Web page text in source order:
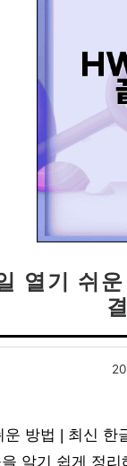
열기 쉬
운 방법 | 최신
알기 쉽게 정